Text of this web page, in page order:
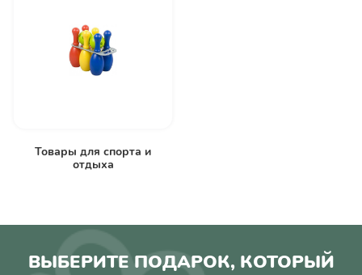
Товары для спорта и
отдыха
ВЫБЕРИТЕ ПОДАРОК, КОТОРЫЙ